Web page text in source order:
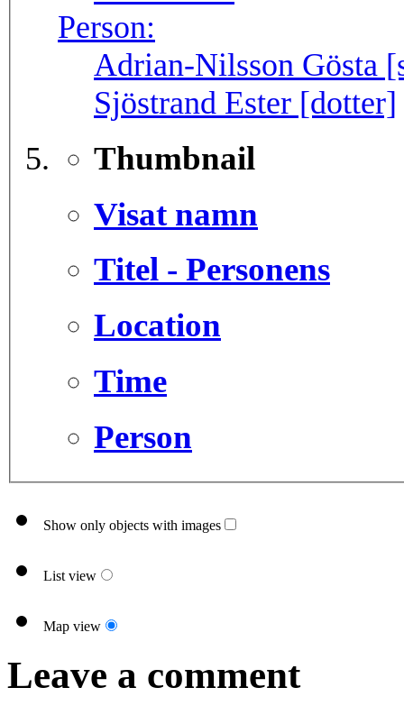
Person:
Adrian-Nilsson Gösta
Sjöstrand Ester [dotter]
Thumbnail
Visat namn
Titel - Personens
Location
Time
Person
Show only objects with images
List view
Map view
Leave a comment